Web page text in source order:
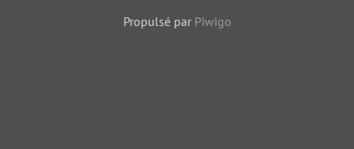
Propulsé par Piwigo